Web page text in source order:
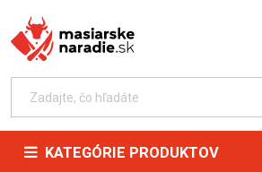
KATEGÓRIE PRODUKTOV